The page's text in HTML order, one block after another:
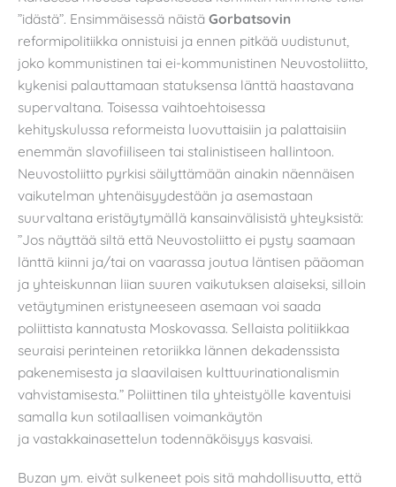
”idästä”. Ensimmäisessä näistä Gorbatsovin
reformipolitiikka onnistuisi ja ennen pitkää uudistunut,
joko kommunistinen tai ei-kommunistinen Neuvostoliitto,
kykenisi palauttamaan statuksensa länttä haastavana
supervaltana. Toisessa vaihtoehtoisessa
kehityskulussa reformeista luovuttaisiin ja palattaisiin
enemmän slavofiiliseen tai stalinistiseen hallintoon.
Neuvostoliitto pyrkisi säilyttämään ainakin näennäisen
vaikutelman yhtenäisyydestään ja asemastaan
suurvaltana eristäytymällä kansainvälisistä yhteyksistä:
”Jos näyttää siltä että Neuvostoliitto ei pysty saamaan
länttä kiinni ja/tai on vaarassa joutua läntisen pääoman
ja yhteiskunnan liian suuren vaikutuksen alaiseksi, silloin
vetäytyminen eristyneeseen asemaan voi saada
poliittista kannatusta Moskovassa. Sellaista politiikkaa
seuraisi perinteinen retoriikka lännen dekadenssista
pakenemisesta ja slaavilaisen kulttuurinationalismin
vahvistamisesta.” Poliittinen tila yhteistyölle kaventuisi
samalla kun sotilaallisen voimankäytön
ja vastakkainasettelun todennäköisyys kasvaisi.
Buzan ym. eivät sulkeneet pois sitä mahdollisuutta, että